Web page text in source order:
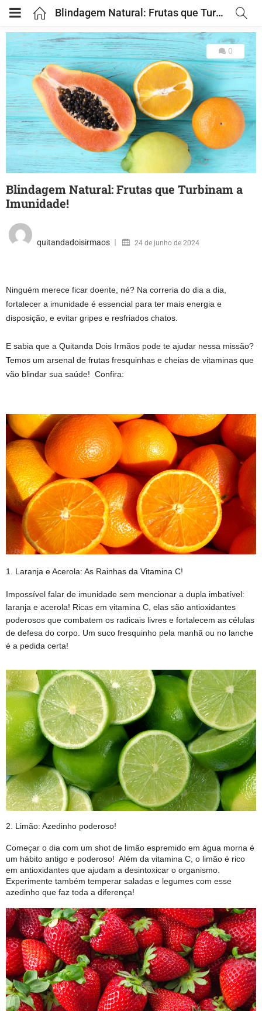
Blindagem Natural: Frutas que Turbinam a Imunidade!
0
Blindagem Natural: Frutas que Turbinam a
Imunidade!
quitandadoisirmaos 24 de junho de 2024
Ninguém merece ficar doente, né? Na correria do dia a dia,
fortalecer a imunidade é essencial para ter mais energia e
disposição, e evitar gripes e resfriados chatos.
E sabia que a Quitanda Dois Irmãos pode te ajudar nessa missão?
Temos um arsenal de frutas fresquinhas e cheias de vitaminas que
vão blindar sua saúde! Confira:
1. Laranja e Acerola: As Rainhas da Vitamina C!
Impossível falar de imunidade sem mencionar a dupla imbatível:
laranja e acerola! Ricas em vitamina C, elas são antioxidantes
poderosos que combatem os radicais livres e fortalecem as células
de defesa do corpo. Um suco fresquinho pela manhã ou no lanche
é a pedida certa!
2. Limão: Azedinho poderoso!
Começar o dia com um shot de limão espremido em água morna é
um hábito antigo e poderoso! Além da vitamina C, o limão é rico
em antioxidantes que ajudam a desintoxicar o organismo.
Experimente também temperar saladas e legumes com esse
azedinho que faz toda a diferença!